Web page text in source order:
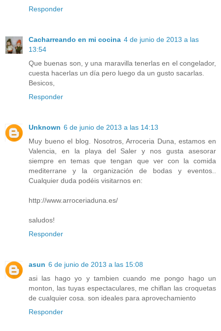
Responder
Cacharreando en mi cocina 4 de junio de 2013 a las
13:54
Que buenas son, y una maravilla tenerlas en el congelador,
cuesta hacerlas un día pero luego da un gusto sacarlas.
Besicos,
Responder
Unknown 6 de junio de 2013 a las 14:13
Muy bueno el blog. Nosotros, Arroceria Duna, estamos en
Valencia, en la playa del Saler y nos gusta asesorar
siempre en temas que tengan que ver con la comida
mediterrane y la organización de bodas y eventos..
Cualquier duda podéis visitarnos en:
http://www.arroceriaduna.es/
saludos!
Responder
asun 6 de junio de 2013 a las 15:08
asi las hago yo y tambien cuando me pongo hago un
monton, las tuyas espectaculares, me chiflan las croquetas
de cualquier cosa. son ideales para aprovechamiento
Responder